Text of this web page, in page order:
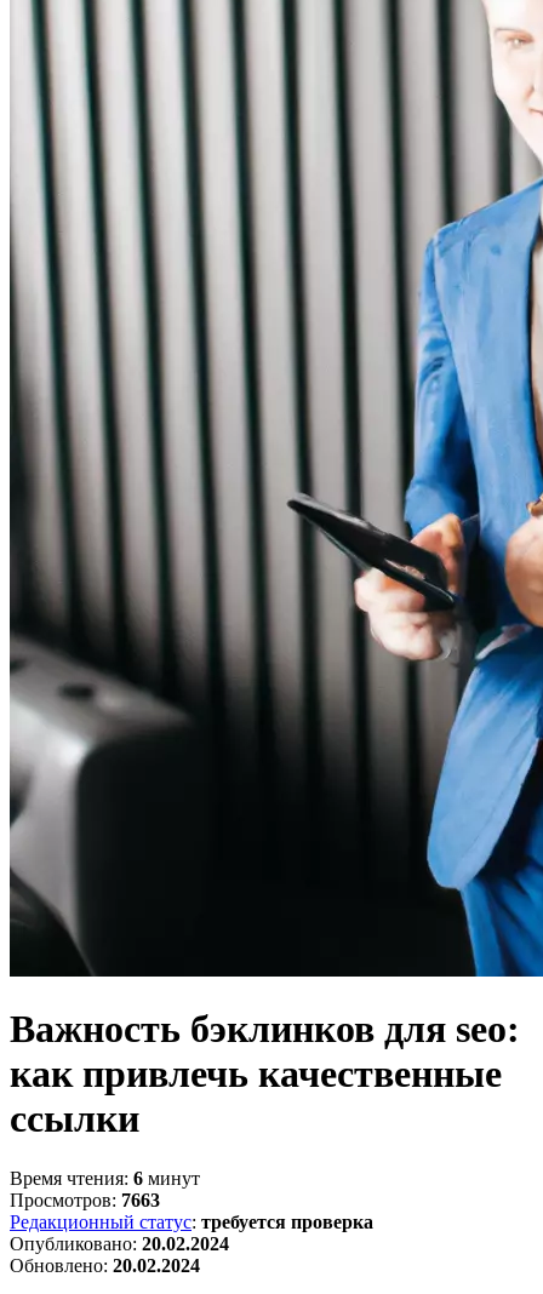
Важность бэклинков для seo:
как привлечь качественные
ссылки
Время чтения: 6 минут
Просмотров: 7663
Редакционный статус: требуется проверка
Опубликовано: 20.02.2024
Обновлено: 20.02.2024